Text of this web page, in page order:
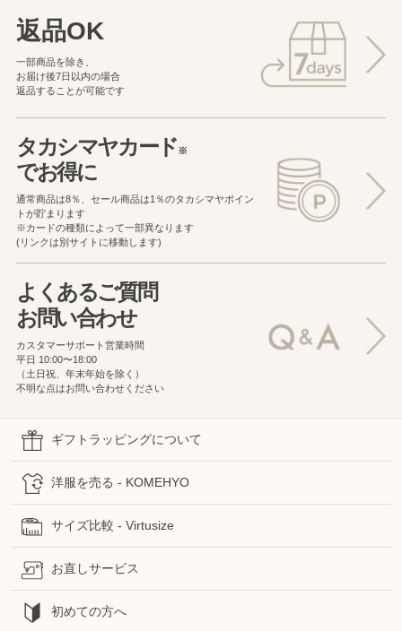
返品OK
一部商品を除き、
お届け後7日以内の場合
返品することが可能です
タカシマヤカード※
でお得に
通常商品は8％、セール商品は1％のタカシマヤポイン
トが貯まります
※カードの種類によって一部異なります
(リンクは別サイトに移動します)
よくあるご質問
お問い合わせ
カスタマーサポート営業時間
平日 10:00〜18:00
（土日祝、年末年始を除く）
不明な点はお問い合わせください
ギフトラッピングについて
洋服を売る - KOMEHYO
サイズ比較 - Virtusize
お直しサービス
初めての方へ